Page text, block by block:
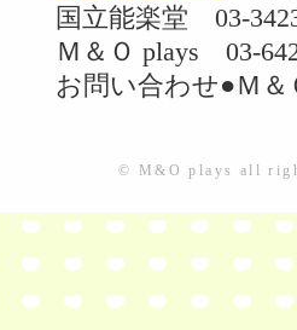
国立能楽堂 03-
Ｍ＆Ｏ plays 03-
お問い合わせ●Ｍ＆
© M&O plays all